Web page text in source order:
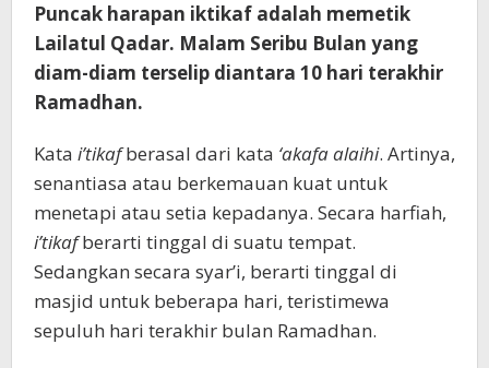
Puncak harapan iktikaf adalah memetik
Lailatul Qadar. Malam Seribu Bulan yang
diam-diam terselip diantara 10 hari terakhir
Ramadhan.
Kata i’tikafberasal dari kata ‘akafa alaihi. Artinya,
senantiasa atau berkemauan kuat untuk
menetapi atau setia kepadanya. Secara harfiah,
i’tikafberarti tinggal di suatu tempat.
Sedangkan secara syar’i, berarti tinggal di
masjid untuk beberapa hari, teristimewa
sepuluh hari terakhir bulan Ramadhan.